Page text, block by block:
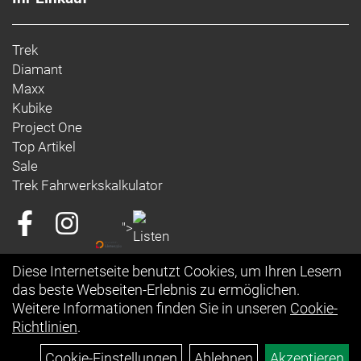
Rahmengröße: ML
Rahmenmaterial: Carbon
Gangschaltung: SRAM RED XPLR eTap AXS, max.
46 Z. an größtem Ritzel
Anzahl Gänge: 1
Schalthebel: SRAM RED AXS E1 // SRAM RED AXS
E1
Hinterradbremse: SRAM Paceline X, abgerundet,
Centerlock, 160 mm
Max. Bremsscheibendu
Vorderradbremse: SRAM Paceline X, abgerundet,
Trek
Diamant
Maxx
Kubike
Project One
Top Artikel
Sale
Trek Fahrwerkskalkulator
">
Diese Internetseite benutzt Cookies, um Ihren Lesern
das beste Webseiten-Erlebnis zu ermöglichen.
Weitere Informationen finden Sie in unseren Cookie-
Richtlinien.